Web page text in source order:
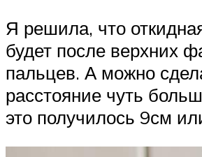
Я решила, что
будет после верхних
пальцев. А можно
расстояние чуть
это получилось 9см